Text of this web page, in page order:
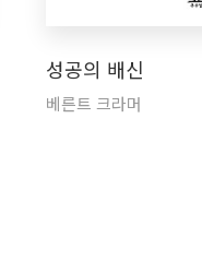
성공의 배신
베른트 크라머